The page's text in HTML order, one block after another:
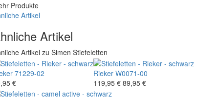
Produkte
Artikel
Artikel
Artikel zu Simen Stiefeletten
71229-02
€
Rieker W0071-00
119,95 € 89,95 €